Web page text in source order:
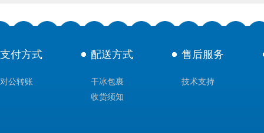
支付方式
对公转账
配送方式
干冰包裹
收货须知
售后服务
技术支持